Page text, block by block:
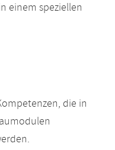
einem speziellen
die in